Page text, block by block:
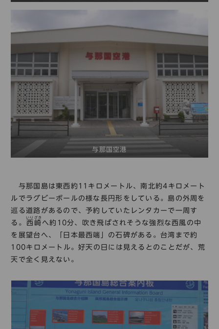
与那国空港
与那国島は東西約11キロメートル、南北約4キロメート
ルでラグビーボールの様な長円形をしている。島の外周を
巡る道路があるので、予約していたレンタカーで一周す
る。
西崎
いりざき
へ約10分、吹き飛ばされそうな強烈な西風の中
を展望台へ、「日本最西端」の石碑がある。台湾まで約
100キロメートル。好天の日には見えるとのことだが、荒
天で全く見えない。